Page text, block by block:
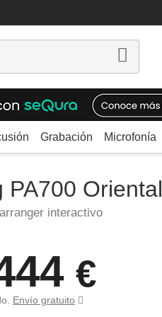
Grabación Microfonía
PA700 Oriental
interactivo
€
Envío gratuito